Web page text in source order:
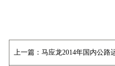
上一篇：